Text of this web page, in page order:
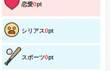
恋愛0pt
シリアス0pt
スポーツ0pt